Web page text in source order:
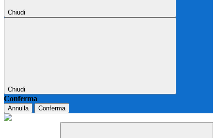
Chiudi
Chiudi
Conferma
Annulla Conferma